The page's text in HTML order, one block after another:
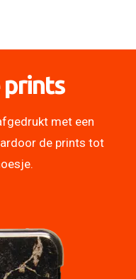
met een
de prints tot